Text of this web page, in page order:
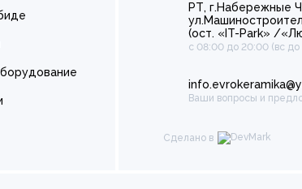
РТ, г.Набережные
(ост. «IT-Park» /
с 08:00 до 20:00 (вс до
Ваши вопросы и
Сделано в